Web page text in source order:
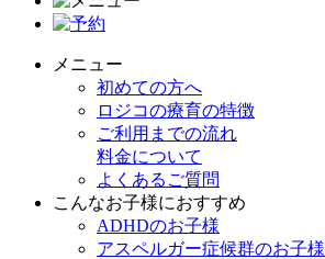
メニュー
初めての方へ
ロジコの療育の特徴
ご利用までの流れ
料金について
よくあるご質問
こんなお子様におすすめ
ADHDのお子様
アスペルガー症候群のお子様